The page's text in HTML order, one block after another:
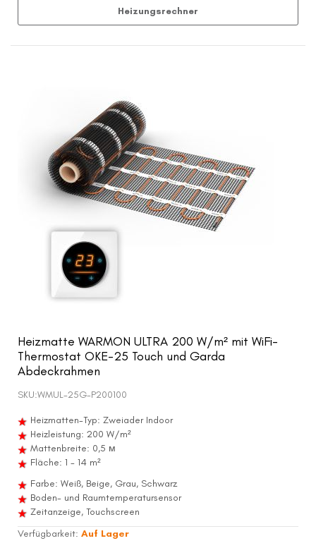
Heizungsrechner
Heizmatte WARMON ULTRA 200 W/m² mit WiFi-
Thermostat OKE-25 Touch und Garda
Abdeckrahmen
SKU:WMUL-25G-P200100
Heizmatten-Typ: Zweiader Indoor
Heizleistung: 200 W/m²
Mattenbreite: 0,5 м
Fläche: 1 - 14 m²
Farbe: Weiß, Beige, Grau, Schwarz
Boden- und Raumtemperatursensor
Zeitanzeige, Touchscreen
Verfügbarkeit: Auf Lager